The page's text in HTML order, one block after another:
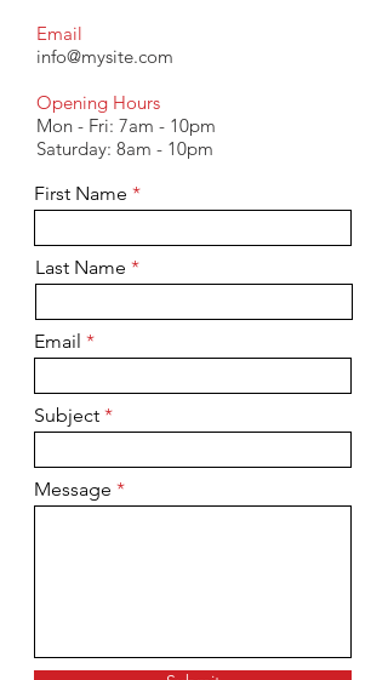
Email
info@mysite.com
Opening Hours
Mon - Fri: 7am - 10pm
​​Saturday: 8am - 10pm
First Name
Last Name
Email
Subject
Message